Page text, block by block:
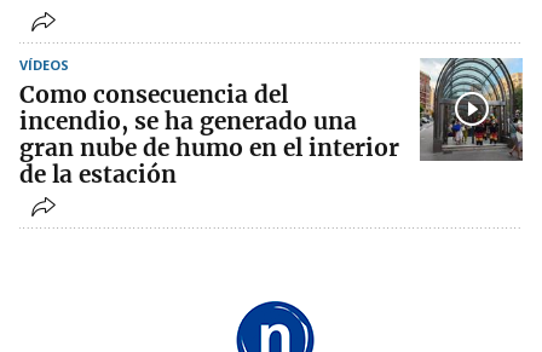
VÍDEOS
Como consecuencia del
incendio, se ha generado una
gran nube de humo en el interior
de la estación